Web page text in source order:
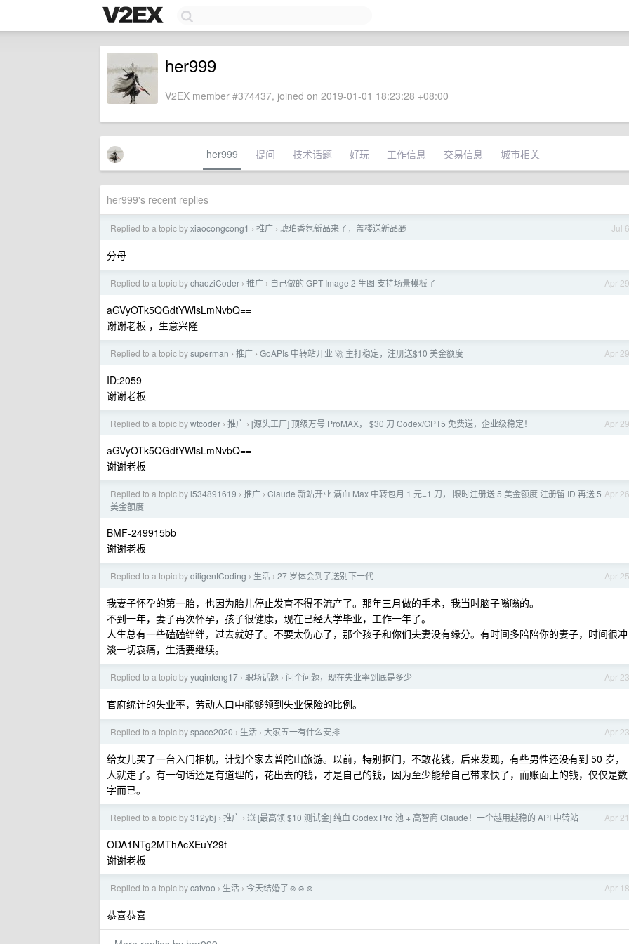
her999
V2EX member #374437, joined on 2019-01-01 18:23:28 +08:00
her999 提问 技术话题 好玩 工作信息 交易信息 城市相关
her999's recent replies
Jul 6
Replied to a topic byxiaocongcong1 › 推广 › 琥珀香氛新品来了，盖楼送新品🎁
分母
Apr 29
Replied to a topic bychaoziCoder › 推广 › 自己做的 GPT Image 2 生图 支持场景模板了
aGVyOTk5QGdtYWlsLmNvbQ==
谢谢老板 ，生意兴隆
Apr 29
Replied to a topic bysuperman › 推广 › GoAPIs 中转站开业 🚀 主打稳定，注册送$10 美金额度
ID:2059
谢谢老板
Apr 29
Replied to a topic bywtcoder › 推广 › [源头工厂] 顶级万号 ProMAX， $30 刀 Codex/GPT5 免费送，企业级稳定！
aGVyOTk5QGdtYWlsLmNvbQ==
谢谢老板
Apr 26
Replied to a topic by l534891619 › 推广 › Claude 新站开业 满血 Max 中转包月 1 元=1 刀， 限时注册送 5 美金额度 注册留 ID 再送 5
美金额度
BMF-249915bb
谢谢老板
Apr 25
Replied to a topic bydiligentCoding › 生活 › 27 岁体会到了送别下一代
我妻子怀孕的第一胎，也因为胎儿停止发育不得不流产了。那年三月做的手术，我当时脑子嗡嗡的。
不到一年，妻子再次怀孕，孩子很健康，现在已经大学毕业，工作一年了。
人生总有一些磕磕绊绊，过去就好了。不要太伤心了，那个孩子和你们夫妻没有缘分。有时间多陪陪你的妻子，时间很冲
淡一切哀痛，生活要继续。
Apr 23
Replied to a topic byyuqinfeng17 › 职场话题 › 问个问题，现在失业率到底是多少
官府统计的失业率，劳动人口中能够领到失业保险的比例。
Apr 23
Replied to a topic byspace2020 › 生活 › 大家五一有什么安排
给女儿买了一台入门相机，计划全家去普陀山旅游。以前，特别抠门，不敢花钱，后来发现，有些男性还没有到 50 岁，
人就走了。有一句话还是有道理的，花出去的钱，才是自己的钱，因为至少能给自己带来快了，而账面上的钱，仅仅是数
字而已。
Apr 21
Replied to a topic by312ybj › 推广 › 💥 [最高领 $10 测试金] 纯血 Codex Pro 池 + 高智商 Claude！一个越用越稳的 API 中转站
ODA1NTg2MThAcXEuY29t
谢谢老板
Apr 18
Replied to a topic bycatvoo › 生活 › 今天结婚了☺️☺️☺️
恭喜恭喜